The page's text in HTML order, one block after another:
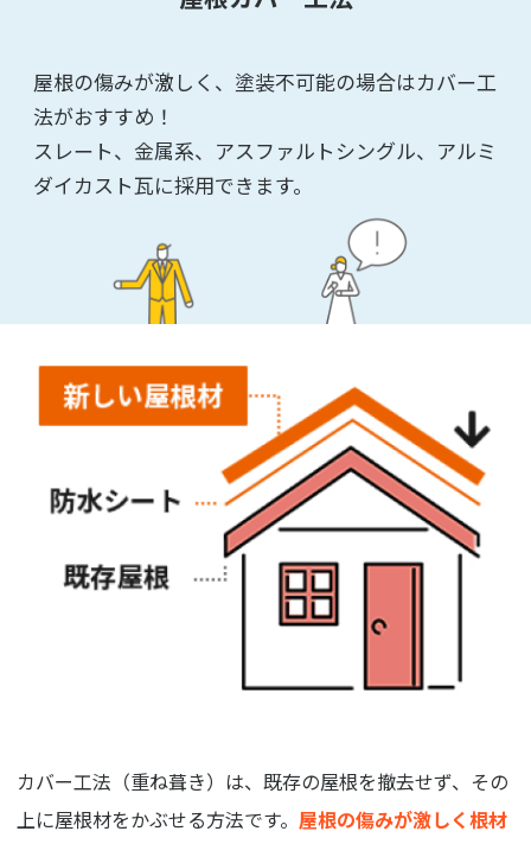
屋根の傷みが激しく、塗装不可能の場合はカバー工
法がおすすめ！
スレート、金属系、アスファルトシングル、アルミ
ダイカスト瓦に採用できます。
カバー工法（重ね葺き）は、既存の屋根を撤去せず、その
上に屋根材をかぶせる方法です。 屋根の傷みが激しく根材